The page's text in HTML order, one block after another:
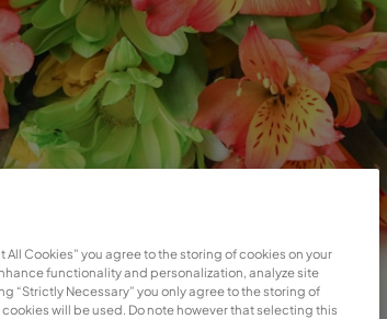
Cookies” you agree to the storing of cookies on your
functionality and personalization, analyze site
“Strictly Necessary” you only agree to the storing of
will be used. Do note however that selecting this